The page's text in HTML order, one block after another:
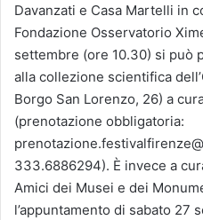
Davanzati e Casa Martelli in
Fondazione Osservatorio
settembre (ore 10.30) si può
alla collezione scientifica
Borgo San Lorenzo, 26) a
(prenotazione obbligatoria:
333.6886294). È invece a
Amici dei Musei e dei
l’appuntamento di sabato 27